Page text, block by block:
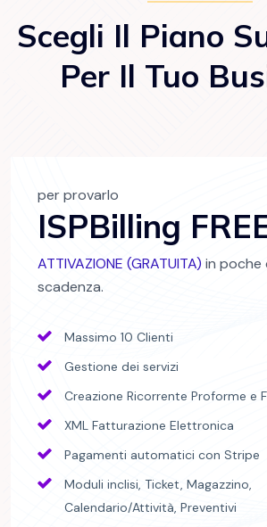
Scegli Il Piano
Per Il Tuo
per provarlo
ISPBilling
ATTIVAZIONE (GRATUITA) in poche
scadenza.
Massimo 10 Clienti
Gestione dei servizi
Creazione Ricorrente Proforme e
XML Fatturazione Elettronica
Pagamenti automatici con Stripe
Moduli inclisi, Ticket, Magazzino,
Calendario/Attività, Preventivi